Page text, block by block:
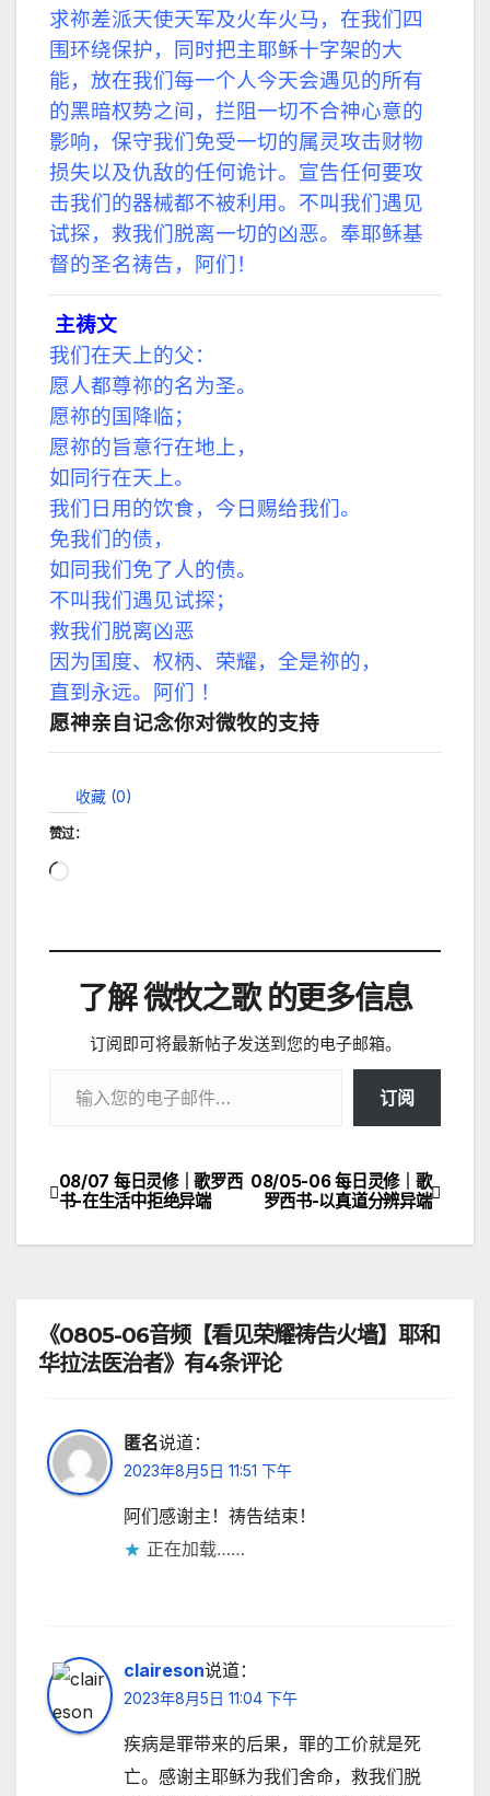
求祢差派天使天军及火车火马，在我们四
围环绕保护，同时把主耶稣十字架的大
能，放在我们每一个人今天会遇见的所有
的黑暗权势之间，拦阻一切不合神心意的
影响，保守我们免受一切的属灵攻击财物
损失以及仇敌的任何诡计。宣告任何要攻
击我们的器械都不被利用。不叫我们遇见
试探，救我们脱离一切的凶恶。奉耶稣基
督的圣名祷告，阿们！
主祷文
我们在天上的父：
愿人都尊祢的名为圣。
愿祢的国降临；
愿祢的旨意行在地上，
如同行在天上。
我们日用的饮食，今日赐给我们。
免我们的债，
如同我们免了人的债。
不叫我们遇见试探；
救我们脱离凶恶
因为国度、权柄、荣耀，全是祢的，
直到永远。阿们 ！
愿神亲自记念你对微牧的支持
收藏 (0)
赞过：
正
载…
了解 微牧之歌 的更多信息
订阅即可将最新帖子发送到您的电子邮箱。
订阅
文
章
航
08/05-06 每日灵修｜歌
罗西书-以真道分辨异端
08/07 每日灵修｜歌罗西
书-在生活中拒绝异端
《0805-06音频【看见荣耀祷告火墙】耶和
华拉法医治者》有4条评论
匿名说道：
2023年8月5日 11:51 下午
阿们感谢主！祷告结束！
正在加载……
claireson说道：
2023年8月5日 11:04 下午
疾病是罪带来的后果，罪的工价就是死
亡。感谢主耶稣为我们舍命，救我们脱